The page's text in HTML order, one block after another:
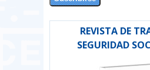
REVISTA DE
SEGURIDAD